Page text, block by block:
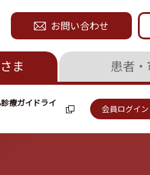
お問い合わせ
ま 患者
会員ログイン
療ガイドライ